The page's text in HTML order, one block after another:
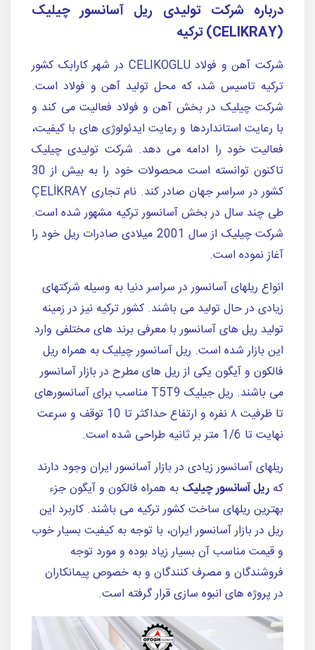
درباره شرکت تولیدی ریل آسانسور چیلیک
(CELIKRAY) ترکیه
شرکت آهن و فولادCELIKOGLU در شهر کارابک کشور
ترکیه تاسیس شد، که محل تولید آهن و فولاد است.
شرکت چیلیک در بخش آهن و فولاد فعالیت می کند و
با رعایت استانداردها و رعایت ایدئولوژی های با کیفیت،
فعالیت خود را ادامه می دهد. شرکت تولیدی چیلیک
تاکنون توانسته است محصولات خود را به بیش از 30
کشور در سراسر جهان صادر کند. نام تجاری ÇELİKRAY
طی چند سال در بخش آسانسور ترکیه مشهور شده است.
شرکت چیلیک از سال 2001 میلادی صادرات ریل خود را
آغاز نموده است.
انواع ریلهای آسانسور در سراسر دنیا به وسیله شرکتهای
زیادی در حال تولید می باشند. کشور ترکیه نیز در زمینه
تولید ریل های آسانسور با معرفی برند های مختلفی وارد
این بازار شده است. ریل آسانسور چیلیک به همراه ریل
فالکون و آیگون یکی از ریل های مطرح در بازار آسانسور
می باشند. ریل جیلیک T5T9 مناسب برای آسانسورهای
تا ظرفیت ۸ نفره و ارتفاع حداکثر تا 10 توقف و سرعت
نهایت تا 1/6 متر بر ثانیه طراحی شده است.
ریلهای آسانسور زیادی در بازار آسانسور ایران وجود دارند
که ریل آسانسور چیلیک به همراه فالکون و آیگون جزء
بهترین ریلهای ساخت کشور ترکیه می باشند. کاربرد این
ریل در بازار آسانسور ایران، با توجه به کیفیت بسیار خوب
و قیمت مناسب آن بسیار زیاد بوده و مورد توجه
فروشندگان و مصرف کنندگان و به خصوص پیمانکاران
در پروژه های انبوه سازی قرار گرفته است.